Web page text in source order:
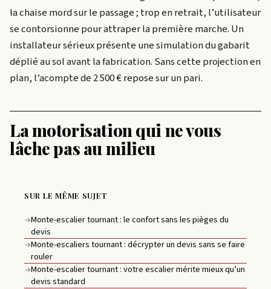
la chaise mord sur le passage ; trop en retrait, l’utilisateur
se contorsionne pour attraper la première marche. Un
installateur sérieux présente une simulation du gabarit
déplié au sol avant la fabrication. Sans cette projection en
plan, l’acompte de 2 500 € repose sur un pari.
La motorisation qui ne vous
lâche pas au milieu
SUR LE MÊME SUJET
→Monte-escalier tournant : le confort sans les pièges du
devis
→Monte-escaliers tournant : décrypter un devis sans se faire
rouler
→Monte-escalier tournant : votre escalier mérite mieux qu’un
devis standard